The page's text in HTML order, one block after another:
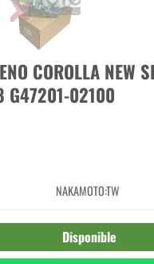
COROLLA NEW
02100
NAKAMOTO:TW
Disponible